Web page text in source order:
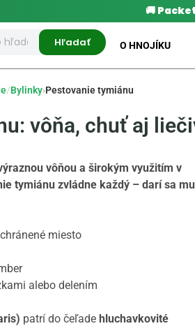
🚚
Hľadať O HNOJÍKU
/Bylinky›Pestovanie tymiánu
vôňa, chuť aj
vôňou a širokým využitím v
tymiánu zvládne každý – darí sa
miesto
alebo delením
patrí do čeľade hluchavkovité